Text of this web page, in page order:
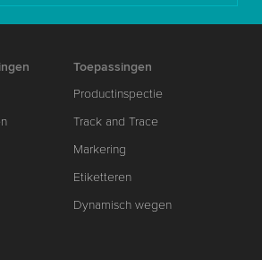
Toepassingen
Productinspectie
Track and Trace
Markering
Etiketteren
Dynamisch wegen